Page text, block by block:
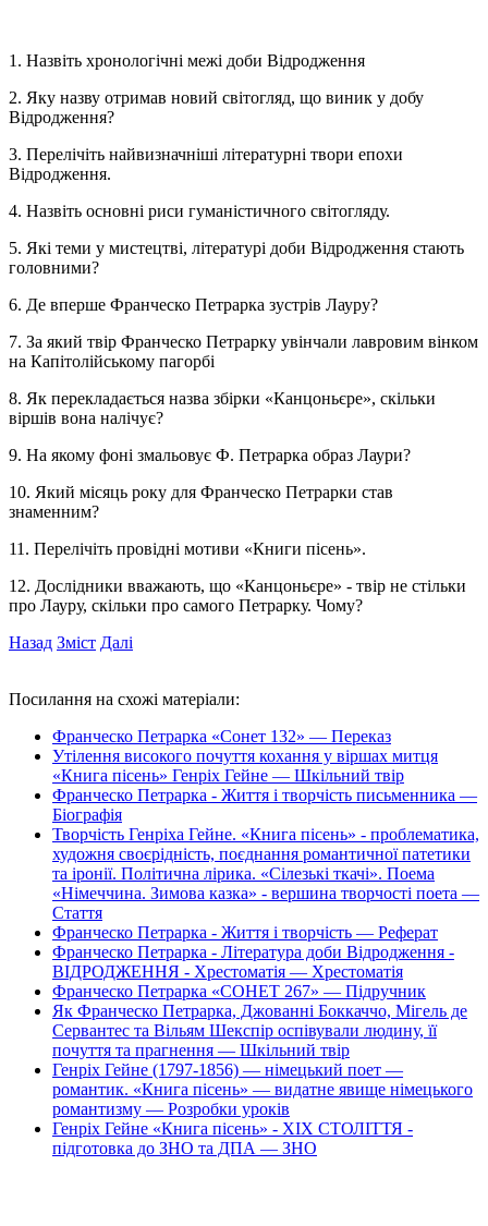
1. Назвіть хронологічні межі доби Відродження
2. Яку назву отримав новий світогляд, що виник у добу
Відродження?
3. Перелічіть найвизначніші літературні твори епохи
Відродження.
4. Назвіть основні риси гуманістичного світогляду.
5. Які теми у мистецтві, літературі доби Відродження стають
головними?
6. Де вперше Франческо Петрарка зустрів Лауру?
7. За який твір Франческо Петрарку увінчали лавровим вінком
на Капітолійському пагорбі
8. Як перекладається назва збірки «Канцоньєре», скільки
віршів вона налічує?
9. На якому фоні змальовує Ф. Петрарка образ Лаури?
10. Який місяць року для Франческо Петрарки став
знаменним?
11. Перелічіть провідні мотиви «Книги пісень».
12. Дослідники вважають, що «Канцоньєре» - твір не стільки
про Лауру, скільки про самого Петрарку. Чому?
Назад Зміст Далі
Посилання на схожі матеріали:
Франческо Петрарка «Сонет 132» — Переказ
Утілення високого почуття кохання у віршах митця
«Книга пісень» Генріх Гейне — Шкільний твір
Франческо Петрарка - Життя і творчість письменника —
Біографія
Творчість Генріха Гейне. «Книга пісень» - проблематика,
художня своєрідність, поєднання романтичної патетики
та іронії. Політична лірика. «Cілезькі ткачі». Поема
«Німеччина. Зимова казка» - вершина творчості поета —
Стаття
Франческо Петрарка - Життя і творчість — Реферат
Франческо Петрарка - Література доби Відродження -
ВІДРОДЖЕННЯ - Хрестоматія — Хрестоматія
Франческо Петрарка «СОНЕТ 267» — Підручник
Як Франческо Петрарка, Джованні Боккаччо, Мігель де
Сервантес та Вільям Шекспір оспівували людину, її
почуття та прагнення — Шкільний твір
Генріх Гейне (1797-1856) — німецький поет —
романтик. «Книга пісень» — видатне явище німецького
романтизму — Розробки уроків
Генріх Гейне «Книга пісень» - XIX СТОЛІТТЯ -
підготовка до ЗНО та ДПА — ЗНО